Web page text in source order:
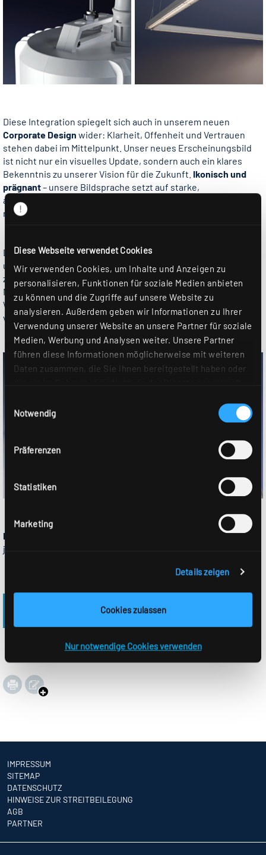
Diese Webseite verwendet Cookies
Wir verwenden Cookies, um Inhalte und Anzeigen zu
personalisieren, Funktionen für soziale Medien anbieten
zu können und die Zugriffe auf unsere Website zu
analysieren. Außerdem geben wir Informationen zu Ihrer
Verwendung unserer Website an unsere Partner für soziale
Medien, Werbung und Analysen weiter. Unsere Partner
führen diese Informationen möglicherweise mit weiteren
Daten zusammen, die Sie ihnen bereitgestellt haben oder
Sie unsere Webseite weiterhin nutzen. Weitere Details
Notwendig
Präferenzen
Statistiken
Marketing
Details zeigen
Cookies zulassen
Nur notwendige Cookies verwenden
Diese Integration spiegelt sich auch in unserem neuen
Corporate Design wider: Klarheit, Offenheit und Vertrauen
stehen dabei im Mittelpunkt. Unser neues Erscheinungsbild
ist nicht nur ein visuelles Update, sondern auch ein klares
Bekenntnis zu unserer Vision für die Zukunft. Ikonisch und
prägnant– unsere Bildsprache setzt auf starke,
aussagekräftige Motive, die Licht und Qualität in den Fokus
rücken.
Dunkle Hintergründe schaffen eine markante visuelle Wirkung
und betonen Details, um eine moderne, hochwertige Ästhetik
zu vermitteln. Diese Veränderung ist mehr als eine
Neugestaltung – sie steht für eine strategische
Weiterentwicklung und die zukunftsweisende Positionierung
vonRIDIals führender Anbieter von Lichtlösungen.
Haben Sie Fragen?
stehen Ihnen
jederzeit gerne zur Verfügung.
RIDI Produkte entdecken
IMPRESSUM
SITEMAP
DATENSCHUTZ
HINWEISE ZUR STREITBEILEGUNG
AGB
PARTNER